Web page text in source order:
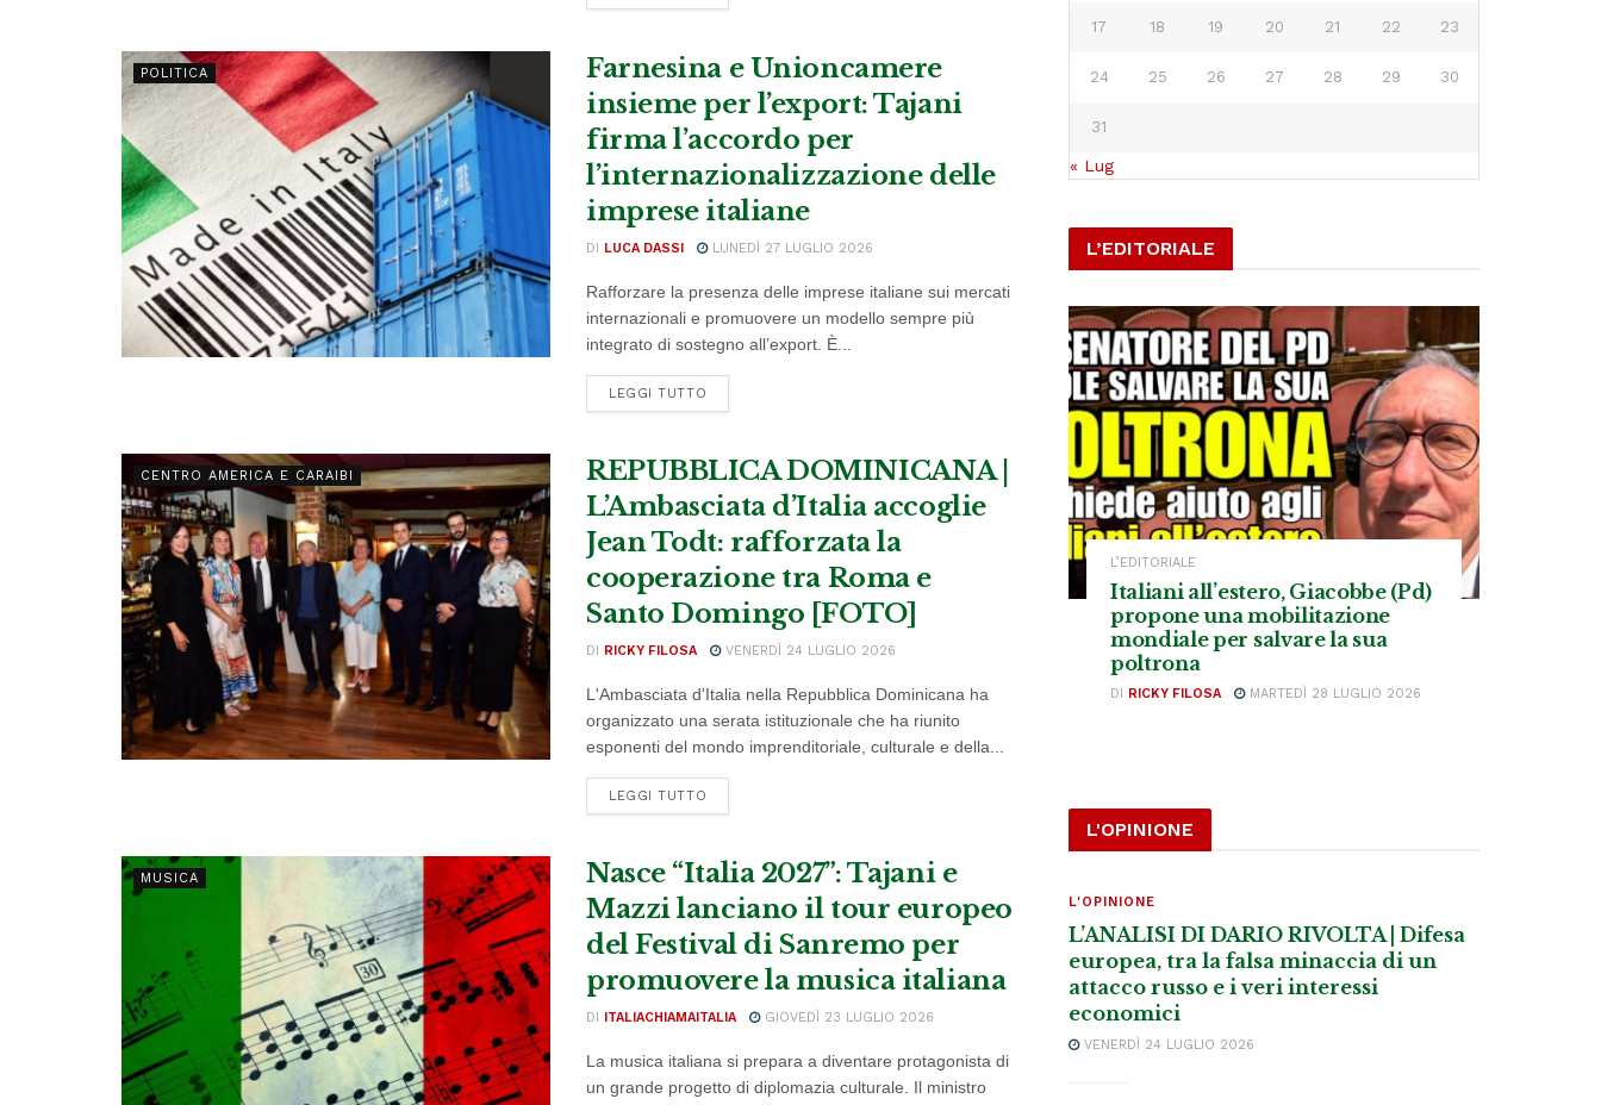
POLITICA
Farnesina e Unioncamere
insieme per l’export: Tajani
firma l’accordo per
l’internazionalizzazione delle
imprese italiane
DI LUCA DASSI LUNEDÌ 27 LUGLIO 2026
Rafforzare la presenza delle imprese italiane sui mercati
internazionali e promuovere un modello sempre più
integrato di sostegno all’export. È...
LEGGI TUTTO
CENTRO AMERICA E CARAIBI
REPUBBLICA DOMINICANA |
L’Ambasciata d’Italia accoglie
Jean Todt: rafforzata la
cooperazione tra Roma e
Santo Domingo [FOTO]
DI RICKY FILOSA VENERDÌ 24 LUGLIO 2026
L'Ambasciata d'Italia nella Repubblica Dominicana ha
organizzato una serata istituzionale che ha riunito
esponenti del mondo imprenditoriale, culturale e della...
LEGGI TUTTO
MUSICA
Nasce “Italia 2027”: Tajani e
Mazzi lanciano il tour europeo
del Festival di Sanremo per
promuovere la musica italiana
DI ITALIACHIAMAITALIA GIOVEDÌ 23 LUGLIO 2026
La musica italiana si prepara a diventare protagonista di
un grande progetto di diplomazia culturale. Il ministro
17 18 19 20 21 22 23
24 25 26 27 28 29 30
31
« Lug
L’EDITORIALE
L’EDITORIALE
Italiani all’estero, Giacobbe (Pd)
propone una mobilitazione
mondiale per salvare la sua
poltrona
DI RICKY FILOSA MARTEDÌ 28 LUGLIO 2026
L'OPINIONE
L'OPINIONE
L’ANALISI DI DARIO RIVOLTA | Difesa
europea, tra la falsa minaccia di un
attacco russo e i veri interessi
economici
VENERDÌ 24 LUGLIO 2026